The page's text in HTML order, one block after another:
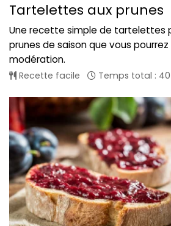
Tartelettes aux prunes
Une recette simple de tartelettes
prunes de saison que vous
modération.
Recette facile Temps total :